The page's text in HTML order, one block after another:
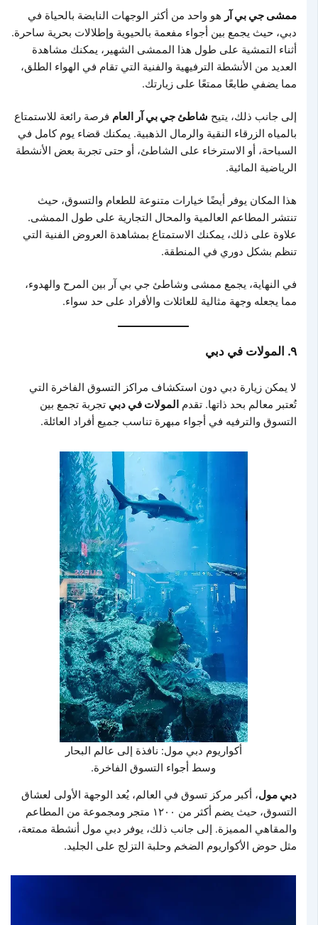
ممشى جي بي آرهو واحد من أكثر الوجهات النابضة بالحياة في
دبي، حيث يجمع بين أجواء مفعمة بالحيوية وإطلالات بحرية ساحرة.
أثناء التمشية على طول هذا الممشى الشهير، يمكنك مشاهدة
العديد من الأنشطة الترفيهية والفنية التي تقام في الهواء الطلق،
مما يضفي طابعًا ممتعًا على زيارتك.
إلى جانب ذلك، يتيحشاطئ جي بي آر العامفرصة رائعة للاستمتاع
بالمياه الزرقاء النقية والرمال الذهبية. يمكنك قضاء يوم كامل في
السباحة، أو الاسترخاء على الشاطئ، أو حتى تجربة بعض الأنشطة
الرياضية المائية.
هذا المكان يوفر أيضًا خيارات متنوعة للطعام والتسوق، حيث
تنتشر المطاعم العالمية والمحال التجارية على طول الممشى.
علاوة على ذلك، يمكنك الاستمتاع بمشاهدة العروض الفنية التي
تنظم بشكل دوري في المنطقة.
في النهاية، يجمع ممشى وشاطئ جي بي آر بين المرح والهدوء،
مما يجعله وجهة مثالية للعائلات والأفراد على حد سواء.
٩. المولات في دبي
لا يمكن زيارة دبي دون استكشاف مراكز التسوق الفاخرة التي
تُعتبر معالم بحد ذاتها. تقدمالمولات في دبيتجربة تجمع بين
التسوق والترفيه في أجواء مبهرة تناسب جميع أفراد العائلة.
أكواريوم دبي مول: نافذة إلى عالم البحار
وسط أجواء التسوق الفاخرة.
دبي مول، أكبر مركز تسوق في العالم، يُعد الوجهة الأولى لعشاق
التسوق، حيث يضم أكثر من ١٢٠٠ متجر ومجموعة من المطاعم
والمقاهي المميزة. إلى جانب ذلك، يوفر دبي مول أنشطة ممتعة،
مثل حوض الأكواريوم الضخم وحلبة التزلج على الجليد.